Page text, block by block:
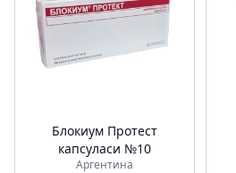
Блокиум Протеcт
капсуласи №10
Аргентина